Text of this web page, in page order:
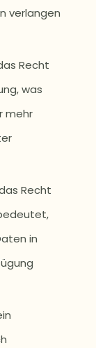
verlangen
Recht
was
mehr
Recht
in